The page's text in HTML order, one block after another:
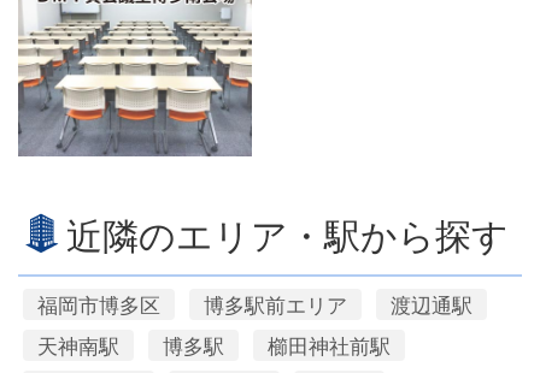
近隣のエリア・駅から探す
福岡市博多区 博多駅前エリア
渡辺通駅
天神南駅
博多駅
櫛田神社前駅